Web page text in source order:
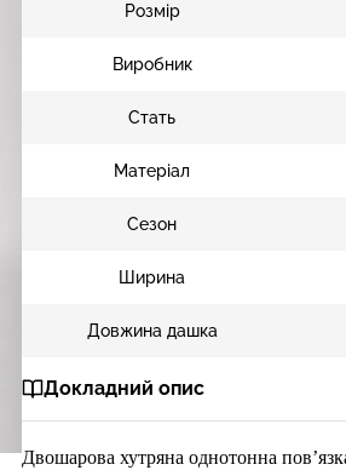
Розмір
Виробник
Стать
Матеріал
Сезон
Ширина
Довжина дашка
Докладний опис
Двошарова хутряна однотонна